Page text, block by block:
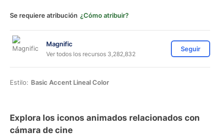
Se requiere atribución ¿Cómo atribuir?
Magnific
Ver todos los recursos 3,282,832
Seguir
Estilo: Basic Accent Lineal Color
Explora los iconos animados relacionados con
cámara de cine